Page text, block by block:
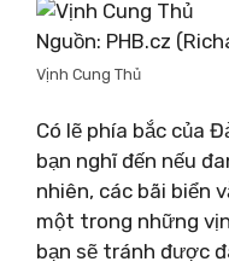
Nguồn: PHB.cz
Vịnh Cung Thủ
Có lẽ phía bắc của
bạn nghĩ đến nếu
nhiên, các bãi biển
một trong những
bạn sẽ tránh được